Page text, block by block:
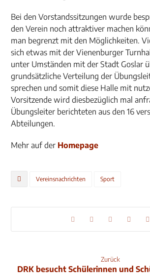
Bei den Vorstandssitzungen wurde
den Verein noch attraktiver machen
man begrenzt mit den Möglichkeiten.
sich etwas mit der Vienenburger
unter Umständen mit der Stadt Goslar
grundsätzliche Verteilung der
sprechen und somit diese Halle mit
Vorsitzende wird diesbezüglich mal
Übungsleiter berichteten aus den 16
Abteilungen.
Mehr auf der Homepage
Vereinsnachrichten Sport
Zurück
DRK besucht Schülerinnen und